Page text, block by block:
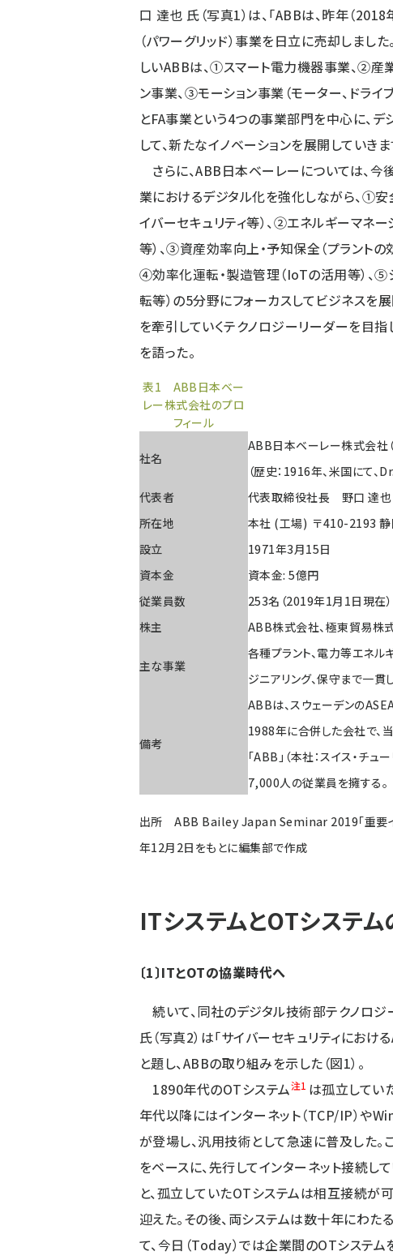
口 達也 氏（写真1）は、「ABBは、昨年（2018
（パワーグリッド）事業を日立に売却しました
しいABBは、①スマート電力機器事業、②産
ン事業、③モーション事業（モーター、ドライ
とFA事業という4つの事業部門を中心に、デ
して、新たなイノベーションを展開していきま
さらに、ABB日本ベーレーについては、今
業におけるデジタル化を強化しながら、①安
イバーセキュリティ等）、②エネルギーマネー
等）、③資産効率向上・予知保全（プラントの
④効率化運転・製造管理（IoTの活用等）、⑤
転等）の5分野にフォーカスしてビジネスを
を牽引していくテクノロジーリーダーを目
を語った。
表1 ABB日本ベー
レー株式会社のプロ
フィール
社名
ABB日本ベーレー株式会社
（歴史：1916年、米国にて
代表者
代表取締役社長 野口 達也（
所在地
本社 (工場) 〒410-2193
設立
1971年3月15日
資本金
資本金: 5億円
従業員数
253名（2019年1月1日現在）
株主
ABB株式会社、極東貿易株
主な事業
各種プラント、電力等エネル
ジニアリング、保守まで一貫
備考
ABBは、スウェーデンの
1988年に合併した会社で
「ABB」（本社：スイス・チ
7,000人の従業員を擁する。
出所 ABB Bailey Japan Seminar 2019「重要イ
年12月2日をもとに編集部で作成
ITシステムとOTシステ
〔1〕ITとOTの協業時代へ
続いて、同社のデジタル技術部テクノロ
氏（写真2）は「サイバーセキュリティにおけ
と題し、ABBの取り組みを示した（図1）。
1890年代のOTシステム注1 は孤立してい
年代以降にはインターネット（TCP/IP）や
が登場し、汎用技術として急速に普及した。
をベースに、先行してインターネット接続し
と、孤立していたOTシステムは相互接続が
迎えた。その後、両システムは数十年にわた
て、今日（Today）では企業間のOTシステム